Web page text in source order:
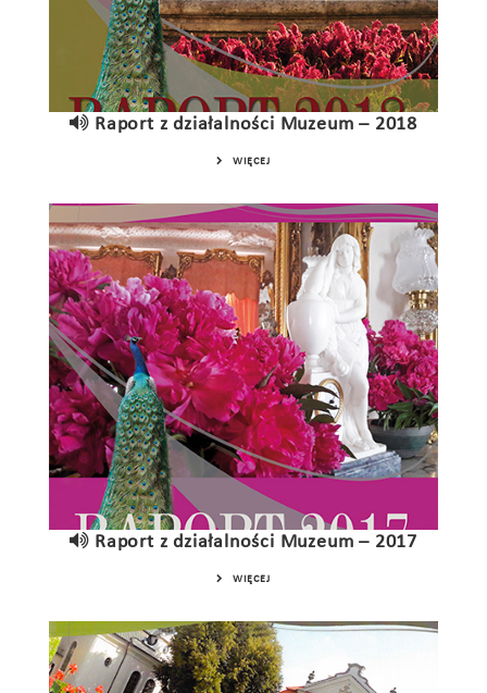
Raport z działalności Muzeum – 2018
WIĘCEJ
Raport z działalności Muzeum – 2017
WIĘCEJ